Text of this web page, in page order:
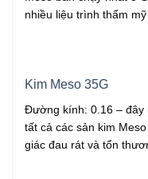
nhiều liệu trình thẩm mỹ
Kim Meso 35G
Đường kính: 0.16 – đây
tất cả các sản kim
giác đau rát và tổn